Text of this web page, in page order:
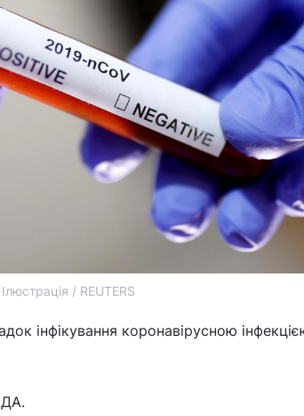
Ілюстрація / REUTERS
інфікування коронавірусною